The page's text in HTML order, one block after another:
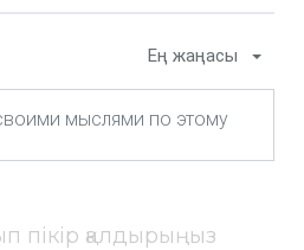
Ең жаңасы
пікір қалдырыңыз